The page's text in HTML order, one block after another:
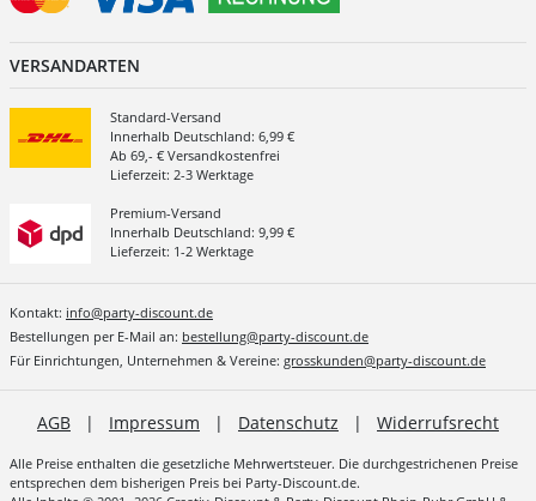
VERSANDARTEN
Standard-Versand
Innerhalb Deutschland: 6,99 €
Ab 69,- € Versandkostenfrei
Lieferzeit: 2-3 Werktage
Premium-Versand
Innerhalb Deutschland: 9,99 €
Lieferzeit: 1-2 Werktage
Kontakt: info@party-discount.de
Bestellungen per E-Mail an: bestellung@party-discount.de
Für Einrichtungen, Unternehmen & Vereine: grosskunden@party-discount.de
AGB | Impressum | Datenschutz | Widerrufsrecht
Alle Preise enthalten die gesetzliche Mehrwertsteuer. Die durchgestrichenen Preise
entsprechen dem bisherigen Preis bei Party-Discount.de.